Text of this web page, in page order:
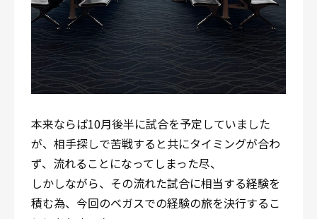
本来ならば10月後半に試合を予定していました
が、相手探しで苦戦すると共にタイミングが合わ
ず、流れることになってしまった尽、
しかしながら、その流れた試合に相当する経験を
積む為、今回のベガスでの経験の旅を決行するこ